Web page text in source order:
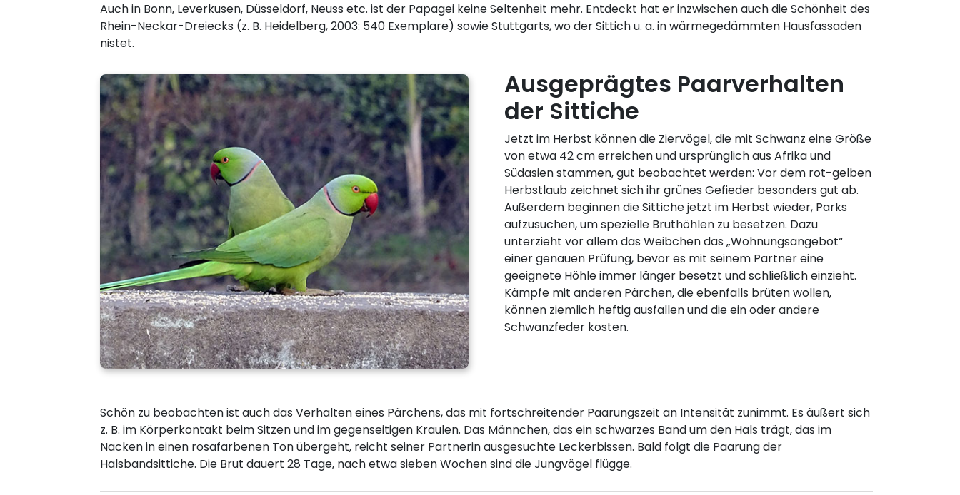
Auch in Bonn, Leverkusen, Düsseldorf, Neuss etc. ist der Papagei keine Seltenheit mehr. Entdeckt hat er inzwischen auch die Schönheit des
Rhein-Neckar-Dreiecks (z. B. Heidelberg, 2003: 540 Exemplare) sowie Stuttgarts, wo der Sittich u. a. in wärmegedämmten Hausfassaden
nistet.
Ausgeprägtes Paarverhalten
der Sittiche
Jetzt im Herbst können die Ziervögel, die mit Schwanz eine Größe
von etwa 42 cm erreichen und ursprünglich aus Afrika und
Südasien stammen, gut beobachtet werden: Vor dem rot-gelben
Herbstlaub zeichnet sich ihr grünes Gefieder besonders gut ab.
Außerdem beginnen die Sittiche jetzt im Herbst wieder, Parks
aufzusuchen, um spezielle Bruthöhlen zu besetzen. Dazu
unterzieht vor allem das Weibchen das „Wohnungsangebot“
einer genauen Prüfung, bevor es mit seinem Partner eine
geeignete Höhle immer länger besetzt und schließlich einzieht.
Kämpfe mit anderen Pärchen, die ebenfalls brüten wollen,
können ziemlich heftig ausfallen und die ein oder andere
Schwanzfeder kosten.
Schön zu beobachten ist auch das Verhalten eines Pärchens, das mit fortschreitender Paarungszeit an Intensität zunimmt. Es äußert sich
z. B. im Körperkontakt beim Sitzen und im gegenseitigen Kraulen. Das Männchen, das ein schwarzes Band um den Hals trägt, das im
Nacken in einen rosafarbenen Ton übergeht, reicht seiner Partnerin ausgesuchte Leckerbissen. Bald folgt die Paarung der
Halsbandsittiche. Die Brut dauert 28 Tage, nach etwa sieben Wochen sind die Jungvögel flügge.